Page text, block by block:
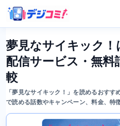
夢見なサイキック！
配信サービス・無料
較
「夢見なサイキック！」を読めるおす
で読める話数やキャンペーン、料金、特